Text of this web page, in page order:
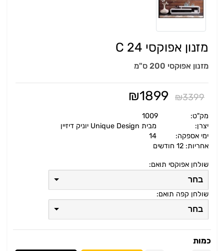
מזנון אפוקסי C 24
מזנון אפוקסי 200 ס"מ
₪3399
₪1899
מק"ט:
1009
יצרן:
מבית Unique Design יוניק דיזיין
ימי אספקה:
אחריות: 12 חודשים
שולחן אפוקסי תואם:
בחר
שולחן קפה תואם:
בחר
כמות